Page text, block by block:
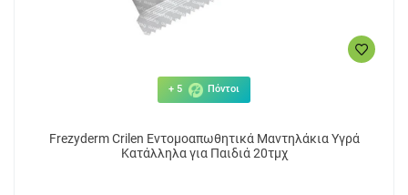
+ 5 Πόντοι
Frezyderm Crilen Εντομοαπωθητικά Μαντηλάκια Υγρά
Κατάλληλα για Παιδιά 20τμχ